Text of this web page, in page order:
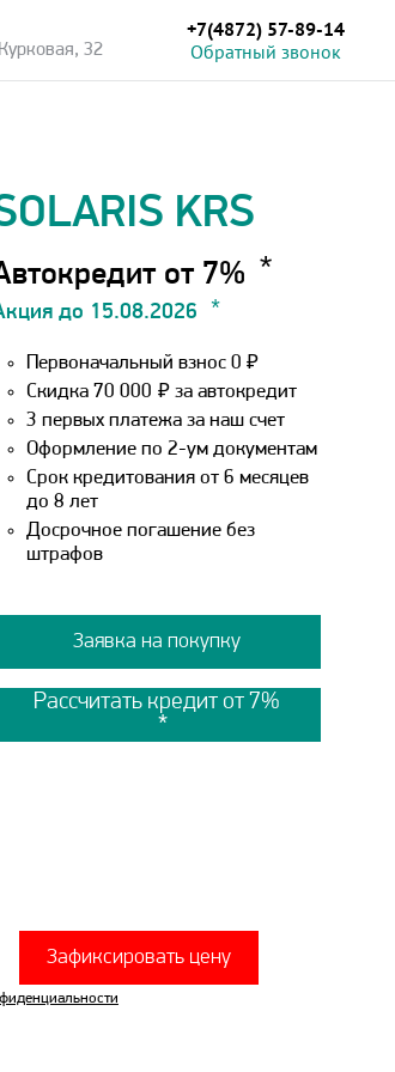
32
+7(4872) 57-89-14
Обратный звонок
KRS
от 7%
до 15.08.2026
Первоначальный взнос 0 ₽
Скидка 70 000 ₽ за автокредит
3 первых платежа за наш счет
Оформление по 2-ум документам
Срок кредитования от 6 месяцев
до 8 лет
Досрочное погашение без
штрафов
Заявка на покупку
Рассчитать кредит от 7%
Зафиксировать цену